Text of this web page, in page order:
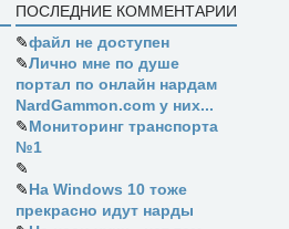
ПОСЛЕДНИЕ КОММЕНТАРИИ
✎файл не доступен
✎Лично мне по душе
портал по онлайн нардам
NardGammon.com у них...
✎Мониторинг транспорта
№1
✎
✎На Windows 10 тоже
прекрасно идут нарды